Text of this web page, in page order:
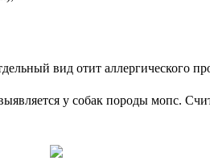
вид отит аллергического
у собак породы мопс.